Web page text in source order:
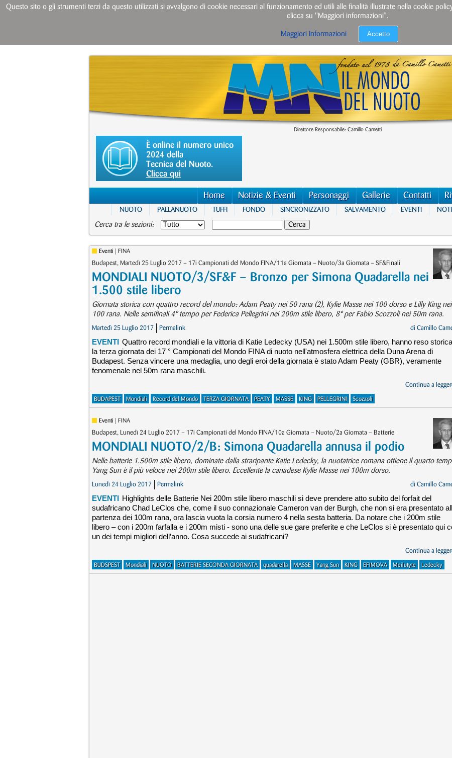
Direttore Responsabile: Camillo Cametti
È online il numero unico
2024 della
Tecnica del Nuoto.
Clicca qui
Home Notizie & Eventi Personaggi Gallerie Contatti
NUOTO PALLANUOTO TUFFI FONDO SINCRONIZZATO SALVAMENTO EVENTI
Cerca tra le sezioni:
Eventi | FINA
Budapest, Martedì 25 Luglio 2017 – 17i Campionati del Mondo FINA/11a Giornata – Nuoto/3a Giornata – SF&Finali
MONDIALI NUOTO/3/SF&F – Bronzo per Simona Quadarella nei
1.500 stile libero
Giornata storica con quattro record del mondo: Adam Peaty nei 50 rana (2), Kylie Masse nei 100 dorso e Lilly King nei
100 rana. Nelle semifinali 4° tempo per Federica Pellegrini nei 200m stile libero, 8° per Fabio Scozzoli nei 50m rana.
Martedì 25 Luglio 2017 Permalink di Camillo
EVENTI Quattro record mondiali e la vittoria di Katie Ledecky (USA) nei 1.500m stile libero, hanno reso storica
la terza giornata dei 17 ° Campionati del Mondo FINA di nuoto nell'atmosfera elettrica della Duna Arena di
Budapest. Senza vincere una medaglia, uno degli eroi della giornata è stato Adam Peaty (GBR), veramente
fenomenale nel 50m rana maschili.
Continua a
BUDAPEST Mondiali Record del Mondo TERZA GIORNATA PEATY MASSE KING PELLEGRINI Scozzoli
Eventi | FINA
Budapest, Lunedì 24 Luglio 2017 – 17i Campionati del Mondo FINA/10a Giornata – Nuoto/2a Giornata – Batterie
MONDIALI NUOTO/2/B: Simona Quadarella annusa il podio
Nelle batterie 1.500m stile libero, dominate dalla straripante Katie Ledecky, la nuotatrice romana ottiene il quarto
Yang Sun è il più veloce nei 200m stile libero. Eccellente la canadese Kylie Masse nei 100m dorso.
Lunedì 24 Luglio 2017 Permalink di Camillo
EVENTI Highlights delle Batterie Nei 200m stile libero maschili si deve prendere atto subito del forfait del
sudafricano Chad LeClos che, come il suo connazionale Cameron van der Burgh, che non si era presentato
partenza dei 100m rana, ora lascia vuota la corsia numero 4 nella sesta batteria. Da notare che i 200m stile
libero – con i 200m farfalla e i 200m misti - sono una delle sue gare preferite e che LeClos si è presentato qui
un dei tempi migliori dell’anno. Cosa succede ai sudafricani?
Continua a
BUDSPEST Mondiali NUOTO BATTERIE SECONDA GIORNATA quadarella MASSE Yang Sun KING EFIMOVA Meilutyte Ledecky
Questo sito o gli strumenti terzi da questo utilizzati si avvalgono di cookie necessari al funzionamento ed utili alle finalità illustrate nella cookie
clicca su "Maggiori informazioni”.
Maggiori Informazioni Accetto